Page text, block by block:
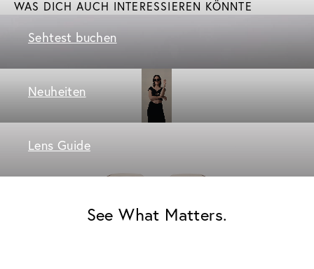
WAS DICH AUCH INTERESSIEREN KÖNNTE
Sehtest buchen
Neuheiten
Lens Guide
See What Matters.